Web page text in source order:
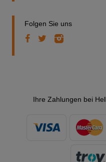
Folgen Sie uns
Ihre Zahlungen bei